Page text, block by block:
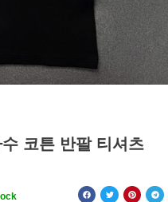
수 코튼 반팔 티셔츠